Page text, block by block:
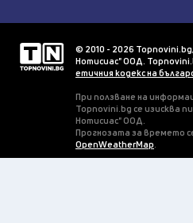
© 2010 - 2026
Нотисиас" ООД.
етичния кодекс на
При ползване на
Topnovini.bg се изисква
Нотисиас" ООД.
Прогнозата за времето
OpenWeatherMap.